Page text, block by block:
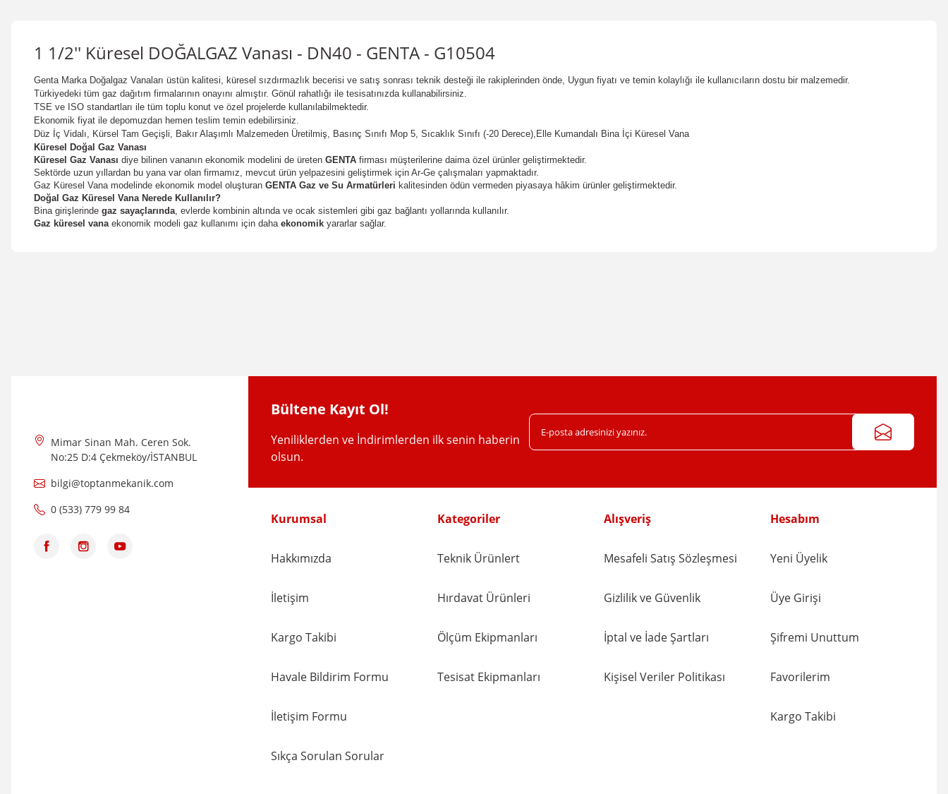
1 1/2'' Küresel DOĞALGAZ Vanası - DN40 - GENTA - G10504
Genta Marka Doğalgaz Vanaları üstün kalitesi, küresel sızdırmazlık becerisi ve satış sonrası teknik desteği ile rakiplerinden önde, Uygun fiyatı ve temin kolaylığı ile kullanıcıların dostu bir malzemedir.
Türkiyedeki tüm gaz dağıtım firmalarının onayını almıştır. Gönül rahatlığı ile tesisatınızda kullanabilirsiniz.
TSE ve ISO standartları ile tüm toplu konut ve özel projelerde kullanılabilmektedir.
Ekonomik fiyat ile depomuzdan hemen teslim temin edebilirsiniz.
Düz İç Vidalı, Kürsel Tam Geçişli, Bakır Alaşımlı Malzemeden Üretilmiş, Basınç Sınıfı Mop 5, Sıcaklık Sınıfı (-20 Derece),Elle Kumandalı Bina İçi Küresel Vana
Küresel Doğal Gaz Vanası
Küresel Gaz Vanası diye bilinen vananın ekonomik modelini de üreten GENTA firması müşterilerine daima özel ürünler geliştirmektedir.
Sektörde uzun yıllardan bu yana var olan firmamız, mevcut ürün yelpazesini geliştirmek için Ar-Ge çalışmaları yapmaktadır.
Gaz Küresel Vana modelinde ekonomik model oluşturan GENTA Gaz ve Su Armatürleri kalitesinden ödün vermeden piyasaya hâkim ürünler geliştirmektedir.
Doğal Gaz Küresel Vana Nerede Kullanılır?
Bina girişlerinde gaz sayaçlarında, evlerde kombinin altında ve ocak sistemleri gibi gaz bağlantı yollarında kullanılır.
Gaz küresel vanaekonomik modeli gaz kullanımı için daha ekonomik yararlar sağlar.
Mimar Sinan Mah. Ceren Sok.
No:25 D:4 Çekmeköy/İSTANBUL
bilgi@toptanmekanik.com
0 (533) 779 99 84
Bültene Kayıt Ol!
Yeniliklerden ve İndirimlerden ilk senin haberin
olsun.
Kurumsal
Hakkımızda
İletişim
Kargo Takibi
Havale Bildirim Formu
İletişim Formu
Sıkça Sorulan Sorular
Kategoriler
Teknik Ürünlert
Hırdavat Ürünleri
Ölçüm Ekipmanları
Tesisat Ekipmanları
Alışveriş
Mesafeli Satış Sözleşmesi
Gizlilik ve Güvenlik
İptal ve İade Şartları
Kişisel Veriler Politikası
Hesabım
Yeni Üyelik
Üye Girişi
Şifremi Unuttum
Favorilerim
Kargo Takibi